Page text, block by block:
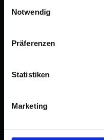
Notwendig
Präferenzen
Statistiken
Marketing